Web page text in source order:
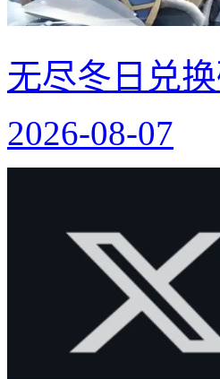
无尽冬日兑
2026-08-07